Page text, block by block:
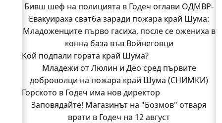
Бивш шеф на полицията в Годеч оглави ОДМВР-
Видин
Кой подпали гората край Шума?
Младежи от Люлин и Део сред първите
доброволци на пожара край Шума (СНИМКИ)
Началникът на пожарната в Годеч благодари
поименно на всички, които бяха рамо до рамо с
огнеборците!
150 декара гори, треви и храсти изгоряха край
Годеч, десетки доброволци се хвърлиха в
Евакуираха сватба заради пожара край Шума:
Младоженците първо гасиха, после се ожениха в
конна база във Войнеговци
Кой подпали гората край Шума?
Младежи от Люлин и Део сред първите
доброволци на пожара край Шума (СНИМКИ)
Горското в Годеч има нов директор
Заповядайте! Магазинът на "Бозмов" отваря
врати в Годеч на 12 август